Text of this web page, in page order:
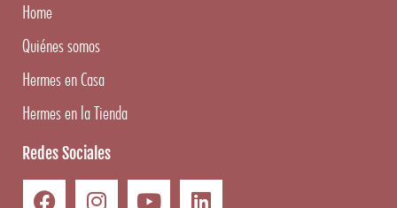
Home
Quiénes somos
Hermes en Casa
Hermes en la Tienda
Redes Sociales